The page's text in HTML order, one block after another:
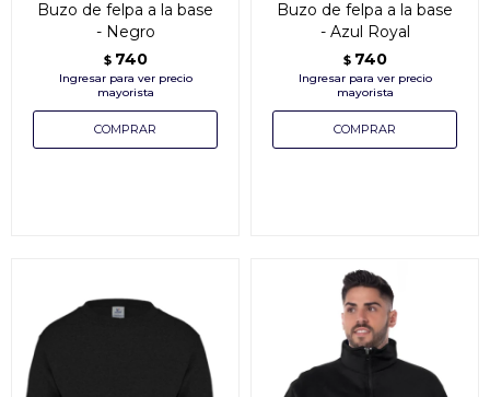
Buzo de felpa a la base
- Negro
$ 740
Buzo de felpa a la base
- Azul Royal
$ 740